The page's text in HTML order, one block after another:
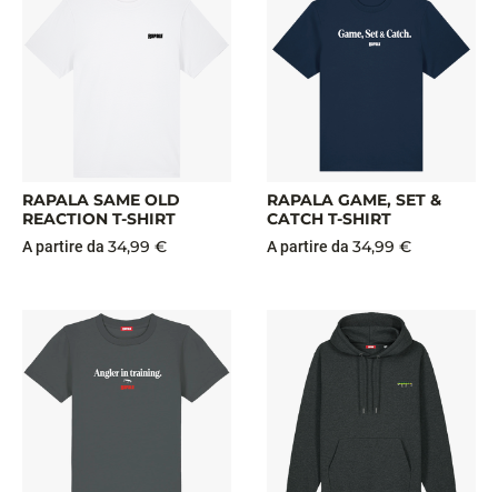
RAPALA SAME OLD
REACTION T-SHIRT
A partire da 34,99 €
RAPALA GAME, SET &
CATCH T-SHIRT
A partire da 34,99 €